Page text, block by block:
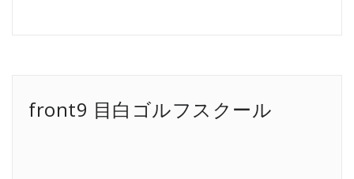
front9 目白ゴルフスクール